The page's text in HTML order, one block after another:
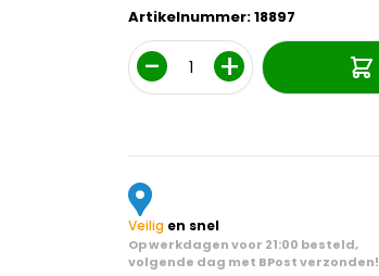
Artikelnummer:18897
Aantal
Veilig en snel
Op werkdagen voor 21:00 besteld,
volgende dag met BPost verzonden!